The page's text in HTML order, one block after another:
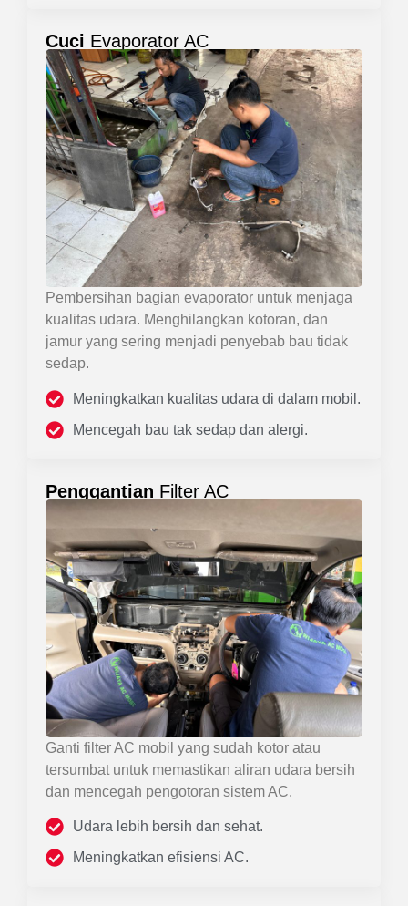
Cuci Evaporator AC
Pembersihan bagian evaporator untuk menjaga
kualitas udara. Menghilangkan kotoran, dan
jamur yang sering menjadi penyebab bau tidak
sedap.
Meningkatkan kualitas udara di dalam mobil.
Mencegah bau tak sedap dan alergi.
Penggantian Filter AC
Ganti filter AC mobil yang sudah kotor atau
tersumbat untuk memastikan aliran udara bersih
dan mencegah pengotoran sistem AC.
Udara lebih bersih dan sehat.
Meningkatkan efisiensi AC.